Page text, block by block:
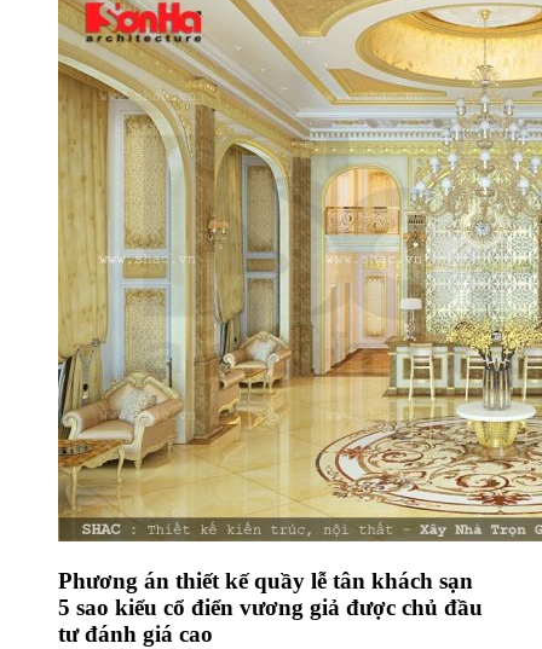
Phương án thiết kế quầy lễ tân khách sạn
5 sao kiểu cổ điển vương giả được chủ đầu
tư đánh giá cao